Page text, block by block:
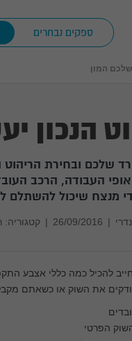
ספקים נבחרים
המון
הנכון
שלכם ובחירת
העבודה, הרכב
מנצח שיכול להשתלם
|
26/09/2016
| קטגוריה:
להכיל כמה כללי אצבע
את השוק או כשאתם
הפרטי